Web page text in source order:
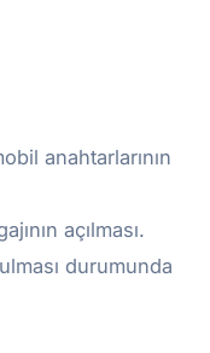
anahtarlarının
açılması.
durumunda